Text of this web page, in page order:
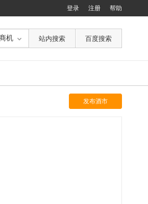
帮助
注册
登录
机
发布酒市